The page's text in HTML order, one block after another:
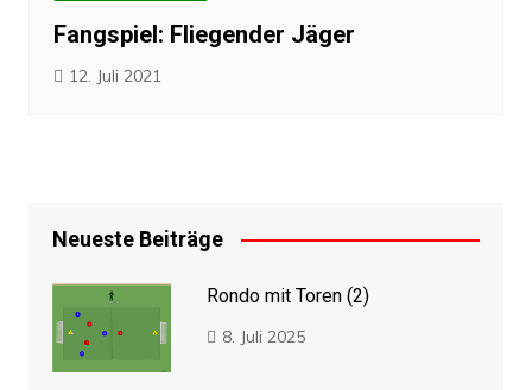
Fangspiel: Fliegender Jäger
12. Juli 2021
Neueste Beiträge
Rondo mit Toren (2)
8. Juli 2025